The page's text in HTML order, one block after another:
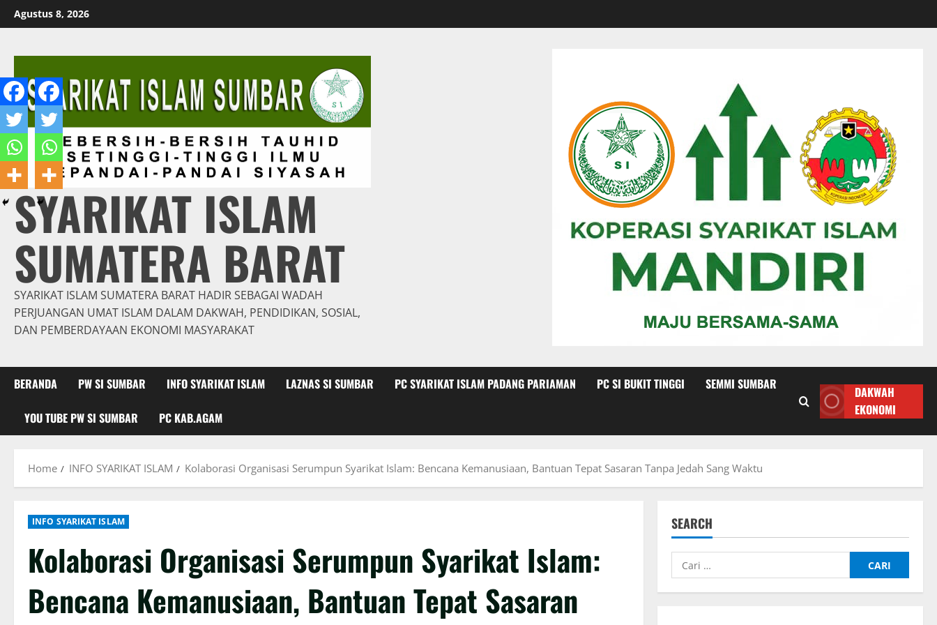
Skip
to
Agustus 8, 2026
SYARIKAT ISLAM
SUMATERA BARAT
SYARIKAT ISLAM SUMATERA BARAT HADIR SEBAGAI WADAH
PERJUANGAN UMAT ISLAM DALAM DAKWAH, PENDIDIKAN, SOSIAL,
DAN PEMBERDAYAAN EKONOMI MASYARAKAT
BERANDA PW SI SUMBAR INFO SYARIKAT ISLAM LAZNAS SI SUMBAR PC SYARIKAT ISLAM PADANG PARIAMAN PC SI BUKIT TINGGI SEMMI SUMBAR
YOU TUBE PW SI SUMBAR PC KAB.AGAM
DAKWAH
EKONOMI
Home INFO SYARIKAT ISLAM Kolaborasi Organisasi Serumpun Syarikat Islam: Bencana Kemanusiaan, Bantuan Tepat Sasaran Tanpa Jedah Sang Waktu
INFO SYARIKAT ISLAM
Kolaborasi Organisasi Serumpun Syarikat Islam:
Bencana Kemanusiaan, Bantuan Tepat Sasaran
SEARCH
Cari
untuk: